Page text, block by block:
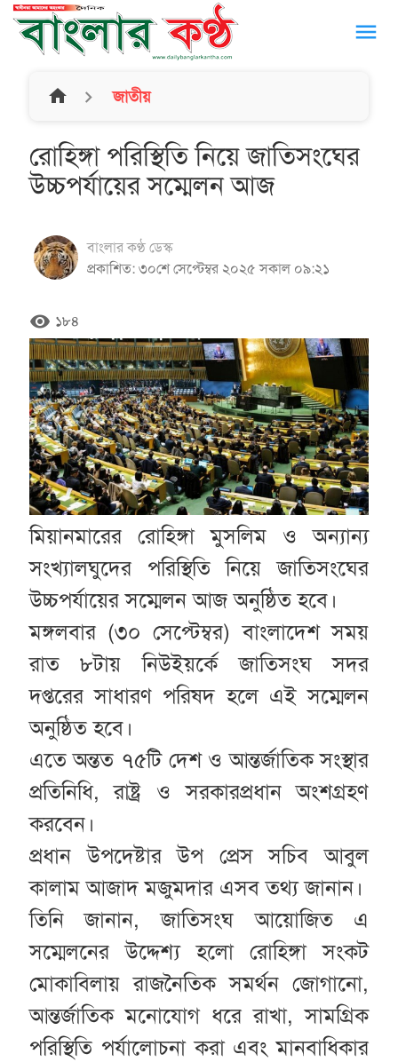
menu
home জাতীয়
রোহিঙ্গা পরিস্থিতি নিয়ে জাতিসংঘের
উচ্চপর্যায়ের সম্মেলন আজ
বাংলার কণ্ঠ ডেস্ক
প্রকাশিত: ৩০শে সেপ্টেম্বর ২০২৫ সকাল ০৯:২১
remove_red_eye ১৮৪
মিয়ানমারের রোহিঙ্গা মুসলিম ও অন্যান্য
সংখ্যালঘুদের পরিস্থিতি নিয়ে জাতিসংঘের
উচ্চপর্যায়ের সম্মেলন আজ অনুষ্ঠিত হবে।
মঙ্গলবার (৩০ সেপ্টেম্বর) বাংলাদেশ সময়
রাত ৮টায় নিউইয়র্কে জাতিসংঘ সদর
দপ্তরের সাধারণ পরিষদ হলে এই সম্মেলন
অনুষ্ঠিত হবে।
এতে অন্তত ৭৫টি দেশ ও আন্তর্জাতিক সংস্থার
প্রতিনিধি, রাষ্ট্র ও সরকারপ্রধান অংশগ্রহণ
করবেন।
প্রধান উপদেষ্টার উপ প্রেস সচিব আবুল
কালাম আজাদ মজুমদার এসব তথ্য জানান।
তিনি জানান, জাতিসংঘ আয়োজিত এ
সম্মেলনের উদ্দেশ্য হলো রোহিঙ্গা সংকট
মোকাবিলায় রাজনৈতিক সমর্থন জোগানো,
আন্তর্জাতিক মনোযোগ ধরে রাখা, সামগ্রিক
পরিস্থিতি পর্যালোচনা করা এবং মানবাধিকার